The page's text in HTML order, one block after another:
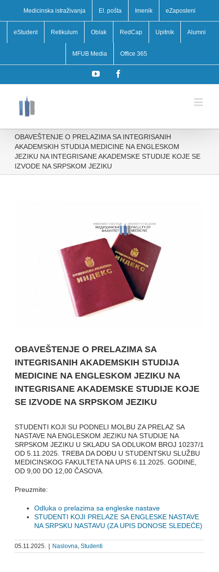
Medicinska istraživanja El. pošta Imenik eZaposleni
eStudent Retikulum Oblak RedCap Upitnik Alumni
MFUB Media Office 365
YouTube
OBAVEŠTENJE O PRELAZIMA SA INTEGRISANIH
AKADEMSKIH STUDIJA MEDICINE NA ENGLESKOM
JEZIKU NA INTEGRISANE AKADEMSKE STUDIJE KOJE SE
IZVODE NA SRPSKOM JEZIKU
OBAVEŠTENJE O PRELAZIMA SA
INTEGRISANIH AKADEMSKIH STUDIJA
MEDICINE NA ENGLESKOM JEZIKU NA
INTEGRISANE AKADEMSKE STUDIJE KOJE
SE IZVODE NA SRPSKOM JEZIKU
STUDENTI KOJI SU PODNELI MOLBU ZA PRELAZ SA
NASTAVE NA ENGLESKOM JEZIKU NA STUDIJE NA
SRPSKOM JEZIKU U SKLADU SA ODLUKOM BROJ 10237/1
OD 5.11.2025. TREBA DA DOĐU U STUDENTSKU SLUŽBU
MEDICINSKOG FAKULTETA NA UPIS 6.11.2025. GODINE,
OD 9,00 DO 12,00 ČASOVA.
Preuzmite:
Odluka o prelazima sa engleske nastave
STUDENTI KOJI PRELAZE SA ENGLESKE NASTAVE
NA SRPSKU NASTAVU (ZA UPIS DONOSE SLEDEĆE)
05.11.2025. Naslovna, Studenti